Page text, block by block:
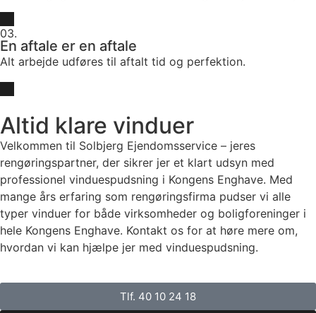
03.
En aftale er en aftale
Alt arbejde udføres til aftalt tid og perfektion.
Altid klare vinduer
Velkommen til Solbjerg Ejendomsservice – jeres
rengøringspartner, der sikrer jer et klart udsyn med
professionel vinduespudsning i Kongens Enghave. Med
mange års erfaring som rengøringsfirma pudser vi alle
typer vinduer for både virksomheder og boligforeninger i
hele Kongens Enghave. Kontakt os for at høre mere om,
hvordan vi kan hjælpe jer med vinduespudsning.
Tlf. 40 10 24 18